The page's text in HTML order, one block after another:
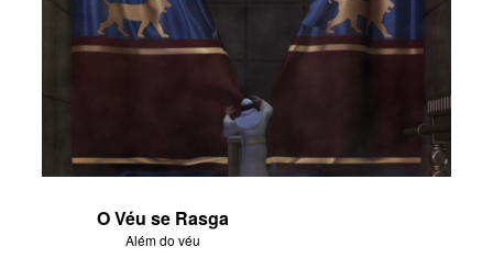
O Véu se Rasga
Além do véu